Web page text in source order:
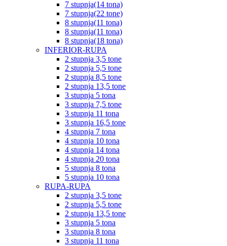
7 stupnja(14 tona)
7 stupnja(22 tone)
8 stupnja(11 tona)
8 stupnja(11 tona)
8 stupnja(18 tona)
INFERIOR-RUPA
2 stupnja 3,5 tone
2 stupnja 5,5 tone
2 stupnja 8,5 tone
2 stupnja 13,5 tone
3 stupnja 5 tona
3 stupnja 7,5 tone
3 stupnja 11 tona
3 stupnja 16,5 tone
4 stupnja 7 tona
4 stupnja 10 tona
4 stupnja 14 tona
4 stupnja 20 tona
5 stupnja 8 tona
5 stupnja 10 tona
RUPA-RUPA
2 stupnja 3,5 tone
2 stupnja 5,5 tone
2 stupnja 13,5 tone
3 stupnja 5 tona
3 stupnja 8 tona
3 stupnja 11 tona